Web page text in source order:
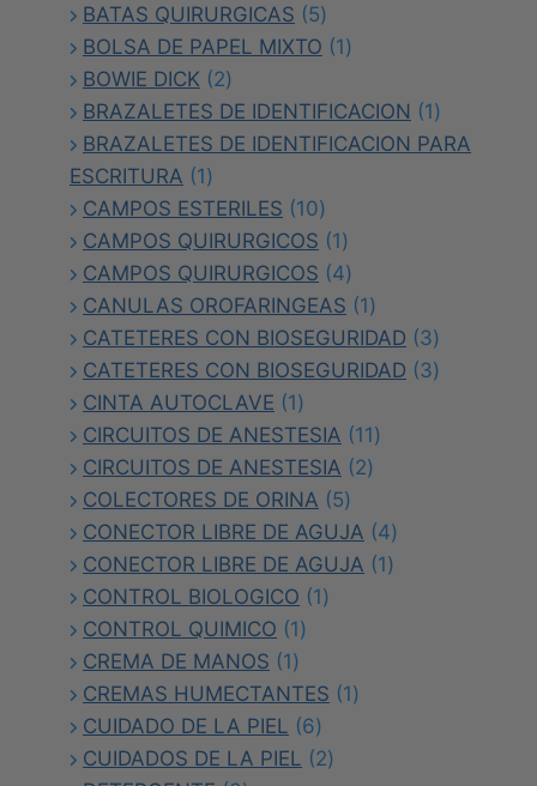
producto
BATAS QUIRURGICAS 55
productos
BOLSA DE PAPEL MIXTO 11
BOWIE DICK 22
productos
BRAZALETES DE IDENTIFICACION 11
producto
BRAZALETES DE IDENTIFICACION PARA
ESCRITURA
11
producto
CAMPOS ESTERILES 1010
productos
CAMPOS QUIRURGICOS 11
producto
CAMPOS QUIRURGICOS 44
productos
CANULAS OROFARINGEAS 11
producto
CATETERES CON BIOSEGURIDAD 33
productos
CATETERES CON BIOSEGURIDAD 33
CINTA AUTOCLAVE 11
producto
CIRCUITOS DE ANESTESIA 1111
CIRCUITOS DE ANESTESIA 22
COLECTORES DE ORINA 55
productos
CONECTOR LIBRE DE AGUJA 44
productos
CONECTOR LIBRE DE AGUJA 11
CONTROL BIOLOGICO 11
CONTROL QUIMICO 11
CREMA DE MANOS 11
producto
CREMAS HUMECTANTES 11
CUIDADO DE LA PIEL 66
productos
CUIDADOS DE LA PIEL 22